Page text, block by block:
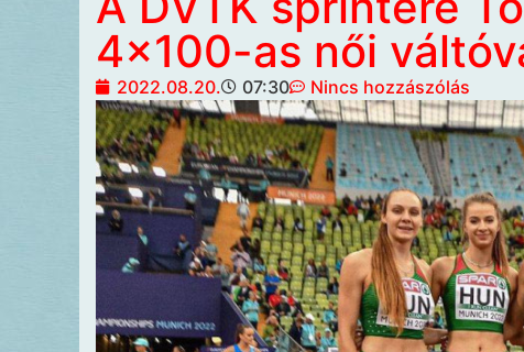
4×100-as női
2022.08.20. 07:30 Nincs hozzászólás